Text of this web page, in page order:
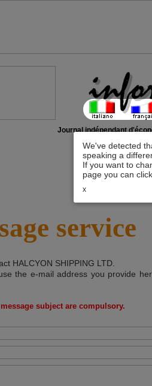
We've detected
speaking a
If you want to
page you can
x
Journal indépendant
service
HALCYON SHIPPING LTD
the e-mail address you provide
subject are compulsory.